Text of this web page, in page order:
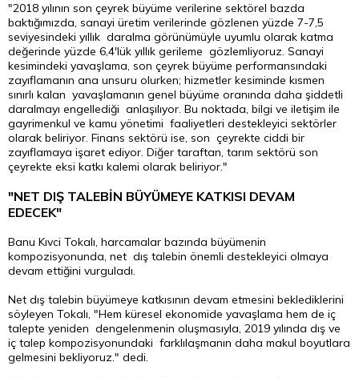
"2018 yılının son çeyrek büyüme verilerine sektörel bazda
baktığımızda, sanayi üretim verilerinde gözlenen yüzde 7-7,5
seviyesindeki yıllık daralma görünümüyle uyumlu olarak katma
değerinde yüzde 6,4'lük yıllık gerileme gözlemliyoruz. Sanayi
kesimindeki yavaşlama, son çeyrek büyüme performansındaki
zayıflamanın ana unsuru olurken; hizmetler kesiminde kısmen
sınırlı kalan yavaşlamanın genel büyüme oranında daha şiddetli
daralmayı engellediği anlaşılıyor. Bu noktada, bilgi ve iletişim ile
gayrimenkul ve kamu yönetimi faaliyetleri destekleyici sektörler
olarak beliriyor. Finans sektörü ise, son çeyrekte ciddi bir
zayıflamaya işaret ediyor. Diğer taraftan, tarım sektörü son
çeyrekte eksi katkı kalemi olarak beliriyor."
"NET DIŞ TALEBİN BÜYÜMEYE KATKISI DEVAM
EDECEK"
Banu Kıvci Tokalı, harcamalar bazında büyümenin
kompozisyonunda, net dış talebin önemli destekleyici olmaya
devam ettiğini vurguladı.
Net dış talebin büyümeye katkısının devam etmesini beklediklerini
söyleyen Tokalı, "Hem küresel ekonomide yavaşlama hem de iç
talepte yeniden dengelenmenin oluşmasıyla, 2019 yılında dış ve
iç talep kompozisyonundaki farklılaşmanın daha makul boyutlara
gelmesini bekliyoruz." dedi.